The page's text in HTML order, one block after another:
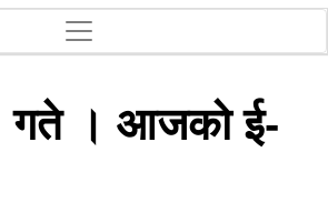
गते । आजको ई-